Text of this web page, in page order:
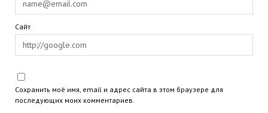
Сайт
Сохранить моё имя, email и адрес сайта в этом браузере для
последующих моих комментариев.